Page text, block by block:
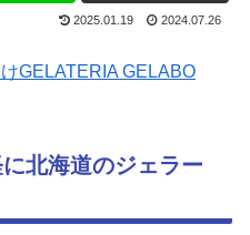
2025.01.19 2024.07.26
GELATERIA GELABO
北海道のジェラー